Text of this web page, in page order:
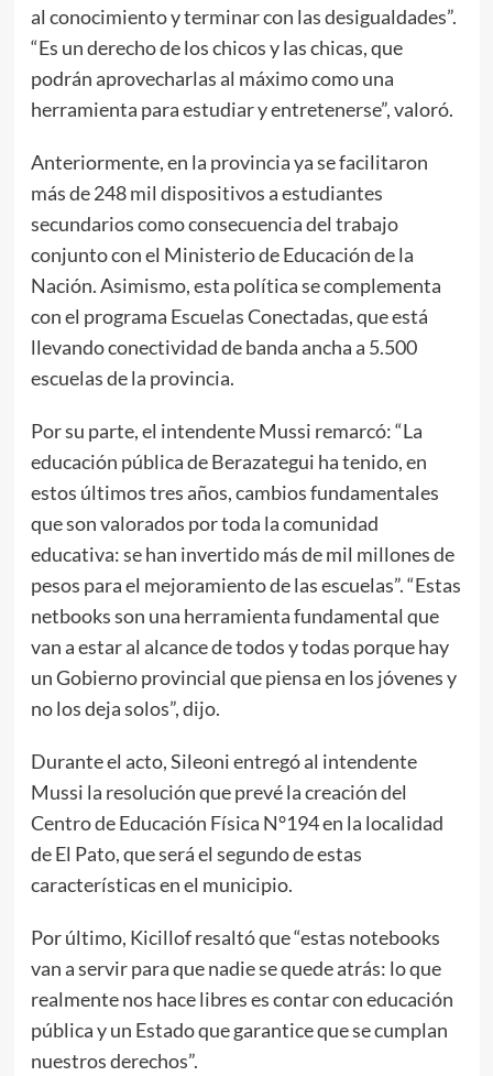
al conocimiento y terminar con las desigualdades”.
“Es un derecho de los chicos y las chicas, que
podrán aprovecharlas al máximo como una
herramienta para estudiar y entretenerse”, valoró.
Anteriormente, en la provincia ya se facilitaron
más de 248 mil dispositivos a estudiantes
secundarios como consecuencia del trabajo
conjunto con el Ministerio de Educación de la
Nación. Asimismo, esta política se complementa
con el programa Escuelas Conectadas, que está
llevando conectividad de banda ancha a 5.500
escuelas de la provincia.
Por su parte, el intendente Mussi remarcó: “La
educación pública de Berazategui ha tenido, en
estos últimos tres años, cambios fundamentales
que son valorados por toda la comunidad
educativa: se han invertido más de mil millones de
pesos para el mejoramiento de las escuelas”. “Estas
netbooks son una herramienta fundamental que
van a estar al alcance de todos y todas porque hay
un Gobierno provincial que piensa en los jóvenes y
no los deja solos”, dijo.
Durante el acto, Sileoni entregó al intendente
Mussi la resolución que prevé la creación del
Centro de Educación Física N°194 en la localidad
de El Pato, que será el segundo de estas
características en el municipio.
Por último, Kicillof resaltó que “estas notebooks
van a servir para que nadie se quede atrás: lo que
realmente nos hace libres es contar con educación
pública y un Estado que garantice que se cumplan
nuestros derechos”.